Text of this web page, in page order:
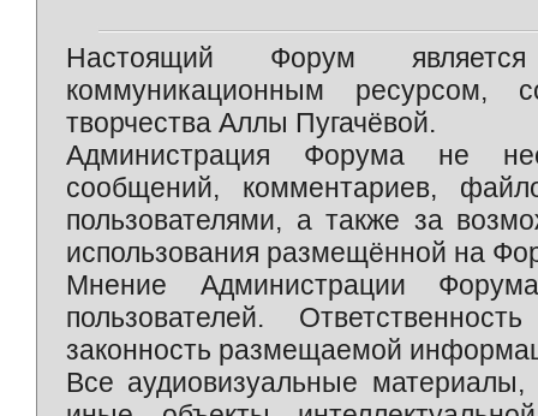
Настоящий Форум является
коммуникационным ресурсом,
творчества Аллы Пугачёвой.
Администрация Форума не
сообщений, комментариев,
пользователями, а также за
использования размещённой на
Мнение Администрации
пользователей.
законность размещаемой
Все аудиовизуальные